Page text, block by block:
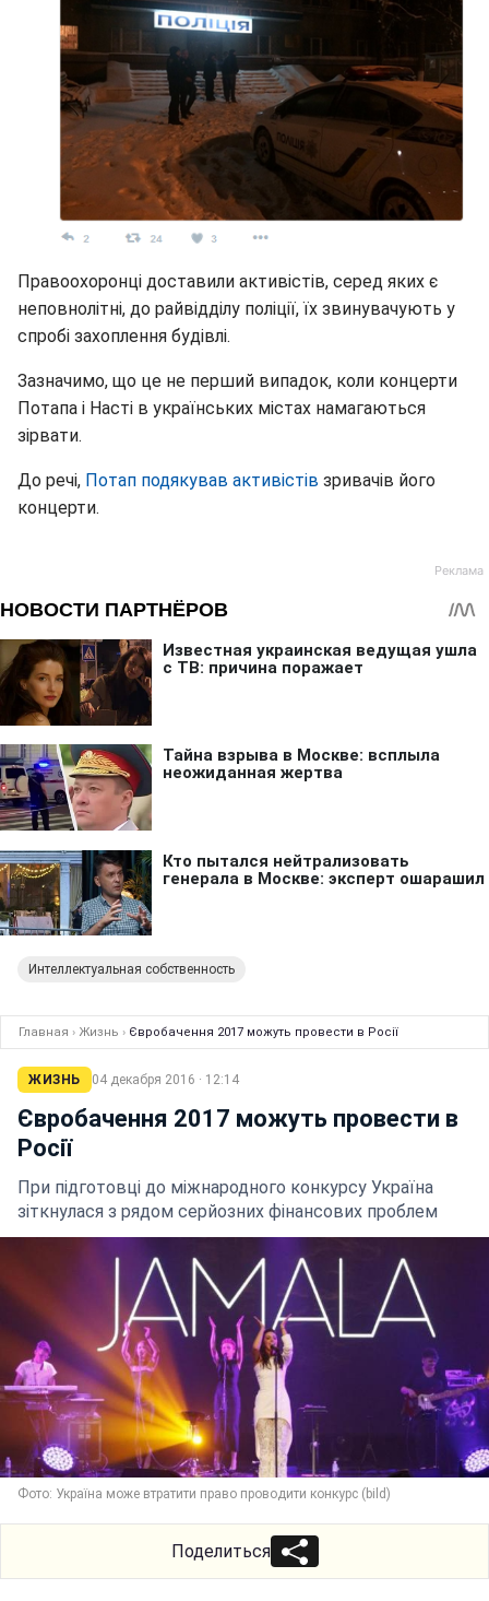
Правоохоронці доставили активістів, серед яких є
неповнолітні, до райвідділу поліції, їх звинувачують у
спробі захоплення будівлі.
Зазначимо, що це не перший випадок, коли концерти
Потапа і Насті в українських містах намагаються
зірвати.
До речі, Потап подякував активістів зривачів його
концерти.
Интеллектуальная собственность
Главная › Жизнь › Євробачення 2017 можуть провести в Росії
ЖИЗНЬ 04 декабря 2016 · 12:14
Євробачення 2017 можуть провести в
Росії
При підготовці до міжнародного конкурсу Україна
зіткнулася з рядом серйозних фінансових проблем
Фото: Україна може втратити право проводити конкурс (bild)
Поделиться